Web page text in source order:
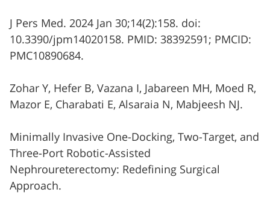
J Pers Med. 2024 Jan 30;14(2):158. doi:
10.3390/jpm14020158. PMID: 38392591; PMCID:
PMC10890684.
Zohar Y, Hefer B, Vazana I, Jabareen MH, Moed R,
Mazor E, Charabati E, Alsaraia N, Mabjeesh NJ.
Minimally Invasive One-Docking, Two-Target, and
Three-Port Robotic-Assisted
Nephroureterectomy: Redefining Surgical
Approach.